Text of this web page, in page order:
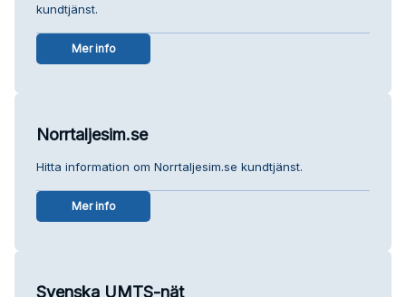
kundtjänst.
Mer info
Norrtaljesim.se
Hitta information om Norrtaljesim.se kundtjänst.
Mer info
Svenska UMTS-nät